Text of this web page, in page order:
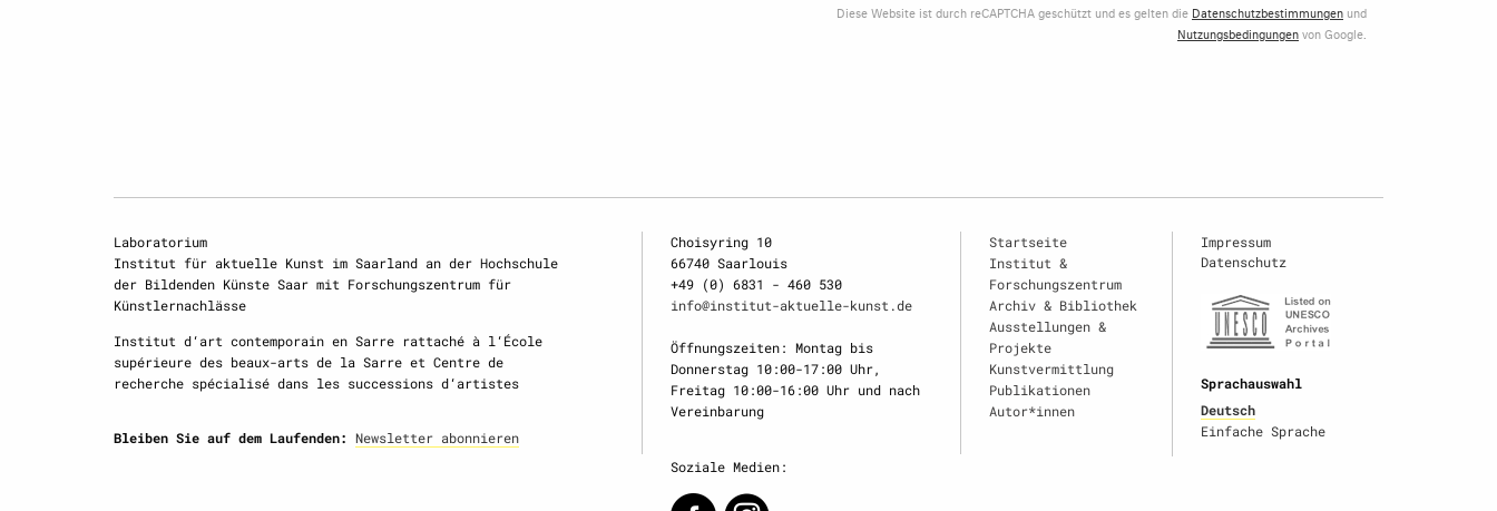
Diese Website ist durch reCAPTCHA geschützt und es gelten die Datenschutzbestimmungen und
Nutzungsbedingungenvon Google.
Laboratorium
Institut für aktuelle Kunst im Saarland an der Hochschule
der Bildenden Künste Saar mit Forschungszentrum für
Künstlernachlässe
Institut d‘art contemporain en Sarre rattaché à l‘École
supérieure des beaux-arts de la Sarre et Centre de
recherche spécialisé dans les successions d‘artistes
Bleiben Sie auf dem Laufenden: Newsletter abonnieren
Choisyring 10
66740 Saarlouis
+49 (0) 6831 - 460 530
info@institut-aktuelle-kunst.de
Öffnungszeiten: Montag bis
Donnerstag 10:00-17:00 Uhr,
Freitag 10:00-16:00 Uhr und nach
Vereinbarung
Soziale Medien:
Startseite
Institut &
Forschungszentrum
Archiv & Bibliothek
Ausstellungen &
Projekte
Kunstvermittlung
Publikationen
Autor*innen
Impressum
Datenschutz
Sprachauswahl
Deutsch
Einfache Sprache